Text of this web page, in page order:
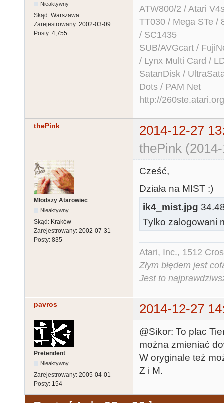
Nieaktywny
Skąd: Warszawa
Zarejestrowany: 2002-03-09
Posty: 4,755
ATW800/2 / Atari
TT030 / Mega STe /
/ SC1435
SUB/AVGcart /
/ Lynx Multi Card /
SatanDisk /
Dots / PAM Net
http://260ste.atari.org
thePink
2014-12-27
thePink
Młodszy Atarowiec
Nieaktywny
Skąd: Kraków
Zarejestrowany: 2002-07-31
Posty: 835
Cześć,
Działa na MIST :)
ik4_mist.jpg
Tylko zalogowani
Atari, Inc., 1512
Złym błędem jest
Jest to
pavros 2014-12-27
Pretendent
Nieaktywny
Zarejestrowany: 2005-04-01
Posty: 154
@Sikor: To plac
można zmieniać
W oryginale też
Z i M.